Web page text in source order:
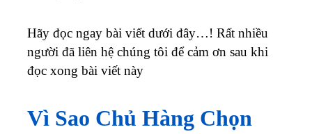
Hãy đọc ngay bài viết dưới đây…! Rất nhiều
người đã liên hệ chúng tôi để cảm ơn sau khi
đọc xong bài viết này
Vì Sao Chủ Hàng Chọn